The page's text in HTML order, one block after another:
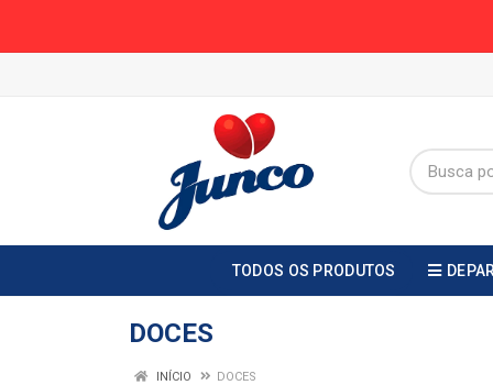
TODOS OS PRODUTOS
DOCES
INÍCIO DOCES